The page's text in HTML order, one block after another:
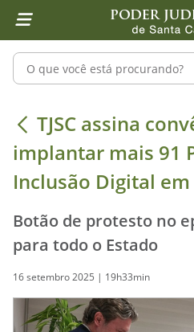
1 Ir para o conteúdo
2 Ir para a ferramenta de
4 Ir para o menu principal
5 Ir para a pesquisa
6 Ir para o rodapé
7 Ir para a página inicial
Pesquisar no portal
TJSC assina
TJSC assina
implantar mais 91
Inclusão Digital
Botão de protesto no
para todo o Estado
16 setembro 2025 | 19h33min